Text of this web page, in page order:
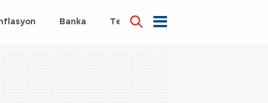
Banka Teknoloji